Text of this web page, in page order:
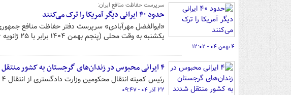
سرپرست حفاظت منافع ایران:
حدود ۴۰ ایرانی دیگر آمریکا را ترک می‌کنند
یکشنبه به وقت محلی (پنجم بهمن ۱۴۰۴ برابر با ۲۵ ژانویه ۲۰۲۶) آمریکا را ترک می کنند.
۴ بهمن ۰۴ - ۱۲:۰۲
۴ ایرانی محبوس در زندان‌های گرجستان به کشور منتقل شدند
رئیس کمیته انتقال محکومین وزارت دادگستری از انتقال ۴ ایرانی محبوس در گرجستان به کشورمان خبر داد.
۲۲ آذر ۰۴ - ۰۹:۴۷